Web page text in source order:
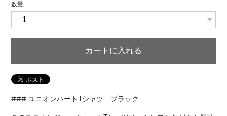
数量
カートに入れる
### ユニオンハートTシャツ ブラック